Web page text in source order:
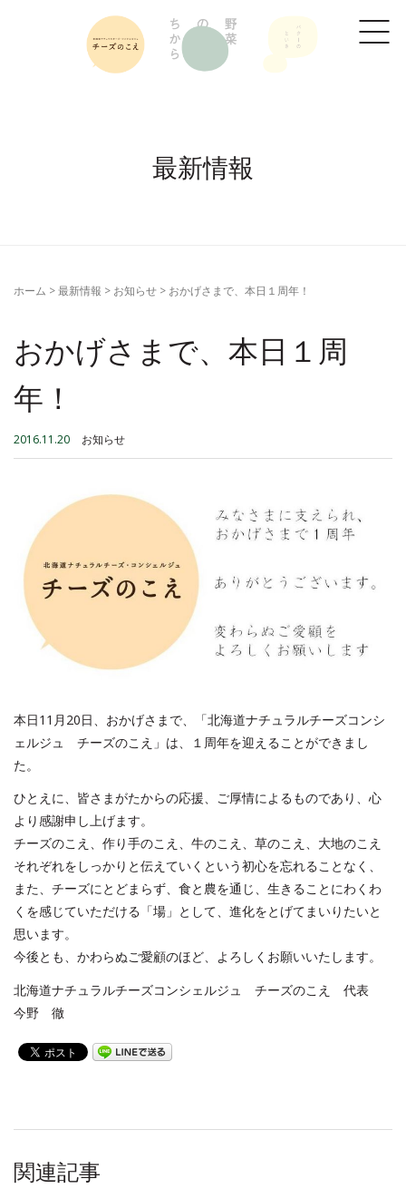
最新情報
ホーム >最新情報 > お知らせ > おかげさまで、本日１周年！
おかげさまで、本日１周
年！
2016.11.20 お知らせ
本日11月20日、おかげさまで、「北海道ナチュラルチーズコンシ
ェルジュ チーズのこえ」は、１周年を迎えることができまし
た。
ひとえに、皆さまがたからの応援、ご厚情によるものであり、心
より感謝申し上げます。
チーズのこえ、作り手のこえ、牛のこえ、草のこえ、大地のこえ
それぞれをしっかりと伝えていくという初心を忘れることなく、
また、チーズにとどまらず、食と農を通じ、生きることにわくわ
くを感じていただける「場」として、進化をとげてまいりたいと
思います。
今後とも、かわらぬご愛顧のほど、よろしくお願いいたします。
北海道ナチュラルチーズコンシェルジュ チーズのこえ 代表
今野 徹
関連記事